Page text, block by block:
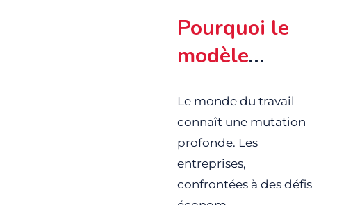
Pourquoi le
modèle
cède-t-il la
place à des
solutions
plus agiles et
Le monde du travail
connaît une mutation
profonde. Les
entreprises,
confrontées à des défis